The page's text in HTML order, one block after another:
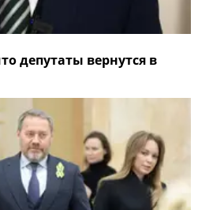
депутаты вернутся в